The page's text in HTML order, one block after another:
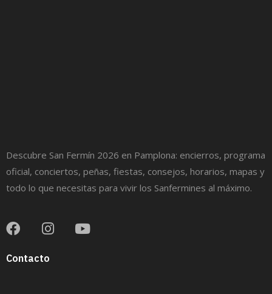
Descubre San Fermín 2026 en Pamplona: encierros, programa
oficial, conciertos, peñas, fiestas, consejos, horarios, mapas y
todo lo que necesitas para vivir los Sanfermines al máximo.
Contacto